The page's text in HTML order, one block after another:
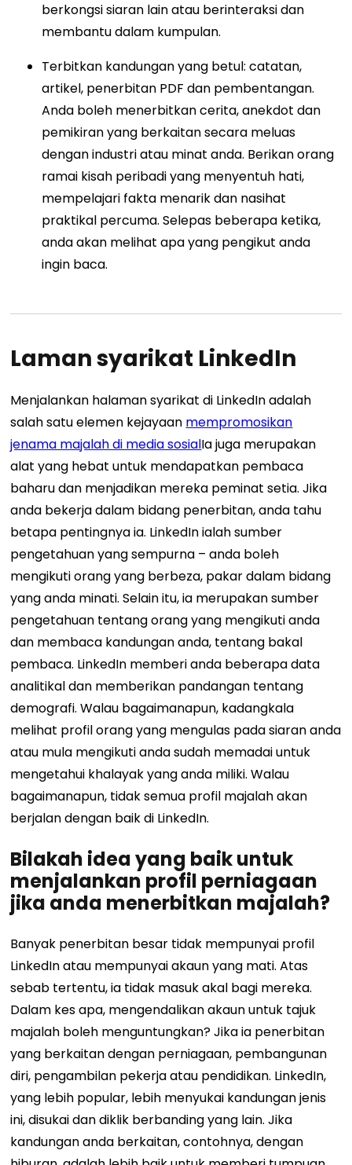
berkongsi siaran lain atau berinteraksi dan
membantu dalam kumpulan.
Terbitkan kandungan yang betul: catatan,
artikel, penerbitan PDF dan pembentangan.
Anda boleh menerbitkan cerita, anekdot dan
pemikiran yang berkaitan secara meluas
dengan industri atau minat anda. Berikan orang
ramai kisah peribadi yang menyentuh hati,
mempelajari fakta menarik dan nasihat
praktikal percuma. Selepas beberapa ketika,
anda akan melihat apa yang pengikut anda
ingin baca.
Laman syarikat LinkedIn
Menjalankan halaman syarikat di LinkedIn adalah
salah satu elemen kejayaan mempromosikan
jenama majalah di media sosialIa juga merupakan
alat yang hebat untuk mendapatkan pembaca
baharu dan menjadikan mereka peminat setia. Jika
anda bekerja dalam bidang penerbitan, anda tahu
betapa pentingnya ia. LinkedIn ialah sumber
pengetahuan yang sempurna – anda boleh
mengikuti orang yang berbeza, pakar dalam bidang
yang anda minati. Selain itu, ia merupakan sumber
pengetahuan tentang orang yang mengikuti anda
dan membaca kandungan anda, tentang bakal
pembaca. LinkedIn memberi anda beberapa data
analitikal dan memberikan pandangan tentang
demografi. Walau bagaimanapun, kadangkala
melihat profil orang yang mengulas pada siaran anda
atau mula mengikuti anda sudah memadai untuk
mengetahui khalayak yang anda miliki. Walau
bagaimanapun, tidak semua profil majalah akan
berjalan dengan baik di LinkedIn.
Bilakah idea yang baik untuk
menjalankan profil perniagaan
jika anda menerbitkan majalah?
Banyak penerbitan besar tidak mempunyai profil
LinkedIn atau mempunyai akaun yang mati. Atas
sebab tertentu, ia tidak masuk akal bagi mereka.
Dalam kes apa, mengendalikan akaun untuk tajuk
majalah boleh menguntungkan? Jika ia penerbitan
yang berkaitan dengan perniagaan, pembangunan
diri, pengambilan pekerja atau pendidikan. LinkedIn,
yang lebih popular, lebih menyukai kandungan jenis
ini, disukai dan diklik berbanding yang lain. Jika
kandungan anda berkaitan, contohnya, dengan